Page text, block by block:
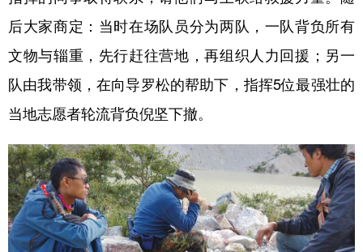
后大家商定：当时在场队员分为两队，一队背负所有
文物与辎重，先行赶往营地，再组织人力回援；另一
队由我带领，在向导罗松的帮助下，指挥5位最强壮的
当地志愿者轮流背负倪坚下撤。